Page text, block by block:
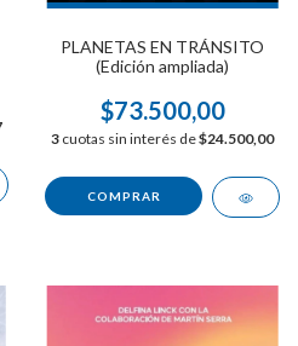
PLANETAS EN TRÁNSITO
(Edición ampliada)
$73.500,00
3 cuotas sin interés de$24.500,00